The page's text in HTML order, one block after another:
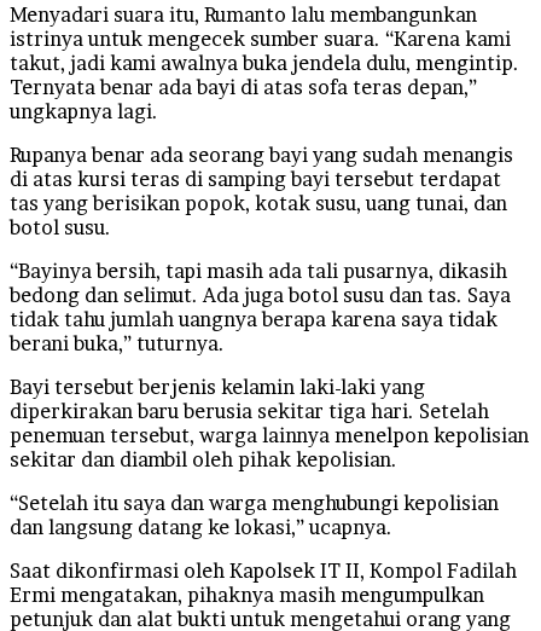
Menyadari suara itu, Rumanto lalu membangunkan
istrinya untuk mengecek sumber suara. “Karena kami
takut, jadi kami awalnya buka jendela dulu, mengintip.
Ternyata benar ada bayi di atas sofa teras depan,”
ungkapnya lagi.
Rupanya benar ada seorang bayi yang sudah menangis
di atas kursi teras di samping bayi tersebut terdapat
tas yang berisikan popok, kotak susu, uang tunai, dan
botol susu.
“Bayinya bersih, tapi masih ada tali pusarnya, dikasih
bedong dan selimut. Ada juga botol susu dan tas. Saya
tidak tahu jumlah uangnya berapa karena saya tidak
berani buka,” tuturnya.
Bayi tersebut berjenis kelamin laki-laki yang
diperkirakan baru berusia sekitar tiga hari. Setelah
penemuan tersebut, warga lainnya menelpon kepolisian
sekitar dan diambil oleh pihak kepolisian.
“Setelah itu saya dan warga menghubungi kepolisian
dan langsung datang ke lokasi,” ucapnya.
Saat dikonfirmasi oleh Kapolsek IT II, Kompol Fadilah
Ermi mengatakan, pihaknya masih mengumpulkan
petunjuk dan alat bukti untuk mengetahui orang yang